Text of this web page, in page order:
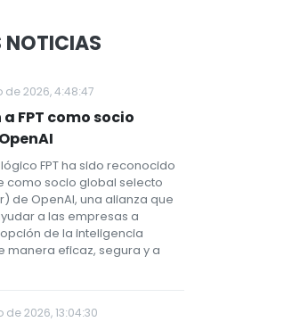
NOTICIAS
2026, 4:48:47
FPT como socio
FPT ha sido reconocido
como socio global selecto
de OpenAI, una alianza que
a las empresas a
de la inteligencia
manera eficaz, segura y a
2026, 13:04:30